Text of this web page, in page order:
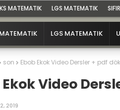
MATEMATIK LGS MATEMATIK
LGS MATEMATIK
son Ebob Ekok Video Dersler + pdf
Ekok Video
2019